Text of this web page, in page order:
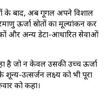
के बाद, अब गूगल अपने विशाल
ऊर्जा स्रोतों का मूल्यांकन कर
और अन्य डेटा-आधारित सेवाओं
है जो न केवल उसकी उच्च ऊर्जा
उत्सर्जन लक्ष्य को भी पूरा
को कहा।